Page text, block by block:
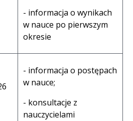
- informacja o wynikach
w nauce po pierwszym
okresie
- informacja o postępach
w nauce;
- konsultacje z
nauczycielami